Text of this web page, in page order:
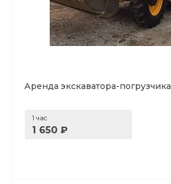
Аренда экскаватора-погрузчика
1 час
1 650 ₽